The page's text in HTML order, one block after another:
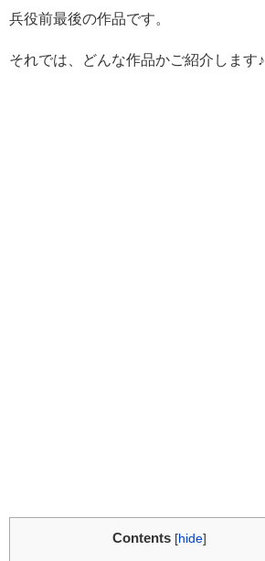
兵役前最後の作品です。
それでは、どんな作品かご紹介します♪
Contents [hide]